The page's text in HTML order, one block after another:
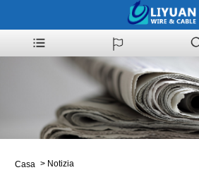
Casa > Notizia